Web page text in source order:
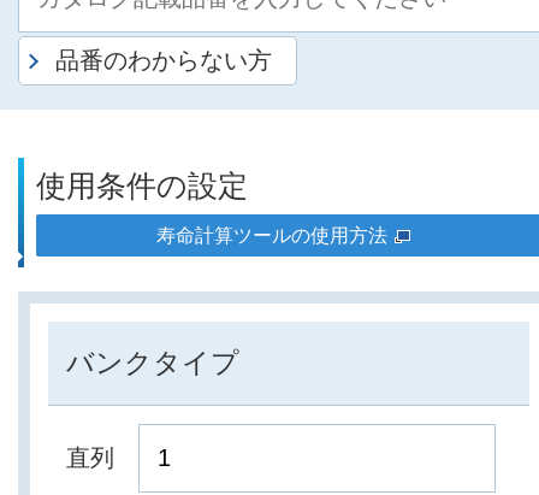
品番のわからない方
使用条件の設定
寿命計算ツールの使用方法
バンクタイプ
直列